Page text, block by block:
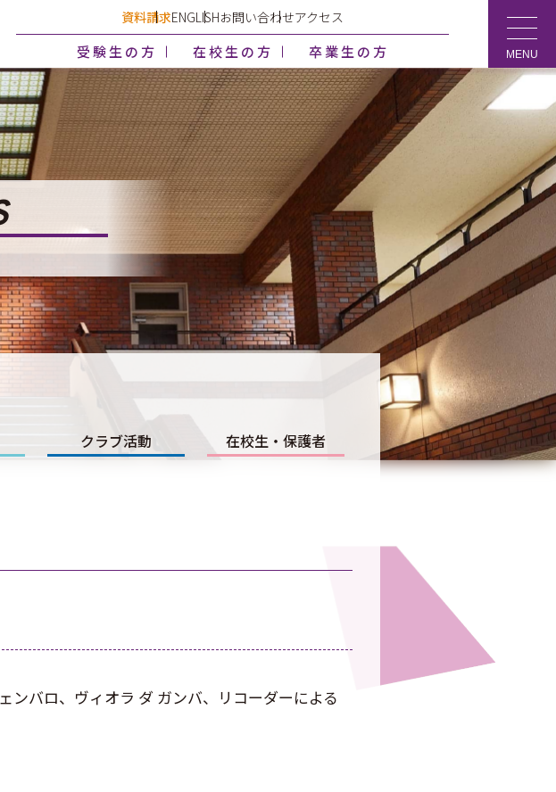
資料請求ENGLISHお問い合わせアクセス
受験生の方 在校生の方 卒業生の方
クラブ活動 在校生・保護者
ンバロ、ヴィオラ ダ ガンバ、リコーダーによる